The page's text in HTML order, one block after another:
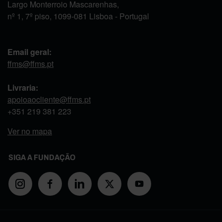
Largo Monterroio Mascarenhas,
nº 1, 7º piso, 1099-081 Lisboa - Portugal
Email geral:
ffms@ffms.pt
Livraria:
apoioaocliente@ffms.pt
+351 219 381 223
Ver no mapa
SIGA A FUNDAÇÃO